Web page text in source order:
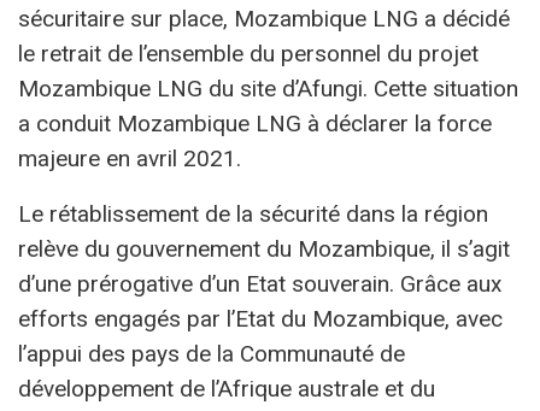
sécuritaire sur place, Mozambique LNG a décidé
le retrait de l’ensemble du personnel du projet
Mozambique LNG du site d’Afungi. Cette situation
a conduit Mozambique LNG à déclarer la force
majeure en avril 2021.
Le rétablissement de la sécurité dans la région
relève du gouvernement du Mozambique, il s’agit
d’une prérogative d’un Etat souverain. Grâce aux
efforts engagés par l’Etat du Mozambique, avec
l’appui des pays de la Communauté de
développement de l’Afrique australe et du